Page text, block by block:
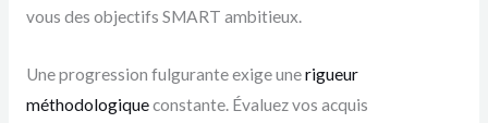
vous des objectifs SMART ambitieux.
Une progression fulgurante exige unerigueur
méthodologiqueconstante. Évaluez vos acquis